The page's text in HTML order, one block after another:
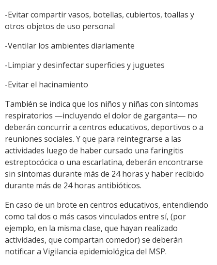
-Evitar compartir vasos, botellas, cubiertos, toallas y
otros objetos de uso personal
-Ventilar los ambientes diariamente
-Limpiar y desinfectar superficies y juguetes
-Evitar el hacinamiento
También se indica que los niños y niñas con síntomas
respiratorios —incluyendo el dolor de garganta— no
deberán concurrir a centros educativos, deportivos o a
reuniones sociales. Y que para reintegrarse a las
actividades luego de haber cursado una faringitis
estreptocócica o una escarlatina, deberán encontrarse
sin síntomas durante más de 24 horas y haber recibido
durante más de 24 horas antibióticos.
En caso de un brote en centros educativos, entendiendo
como tal dos o más casos vinculados entre sí, (por
ejemplo, en la misma clase, que hayan realizado
actividades, que compartan comedor) se deberán
notificar a Vigilancia epidemiológica del MSP.